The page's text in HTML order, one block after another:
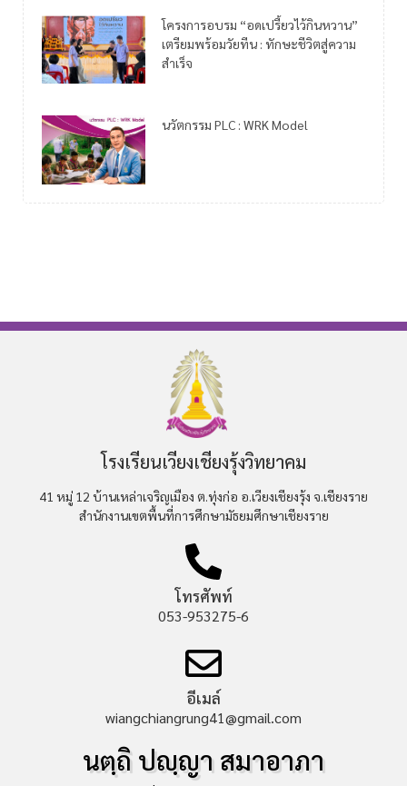
โครงการอบรม “อดเปรี้ยวไว้กินหวาน”
เตรียมพร้อมวัยทีน : ทักษะชีวิตสู่ความ
สำเร็จ
นวัตกรรม PLC : WRK Model
โรงเรียนเวียงเชียงรุ้งวิทยาคม
41 หมู่ 12 บ้านเหล่าเจริญเมือง ต.ทุ่งก่อ อ.เวียงเชียงรุ้ง จ.เชียงราย
สำนักงานเขตพื้นที่การศึกษามัธยมศึกษาเชียงราย
โทรศัพท์
053-953275-6
อีเมล์
wiangchiangrung41@gmail.com
นตฺถิ ปญฺญา สมาอาภา